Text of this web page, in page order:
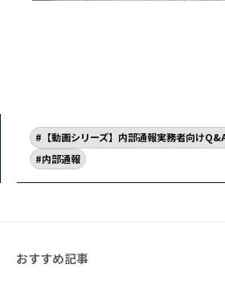
【動画シリーズ】内部通報実務者向け
内部通報